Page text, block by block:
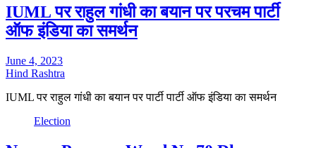
IUML पर राहुल गांधी का बयान पर परचम पार्टी
ऑफ इंडिया का समर्थन
June 4, 2023
Hind Rashtra
IUML पर राहुल गांधी का बयान पर पार्टी पार्टी ऑफ इंडिया का समर्थन
Election